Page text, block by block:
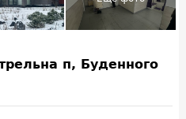
п, Буденного